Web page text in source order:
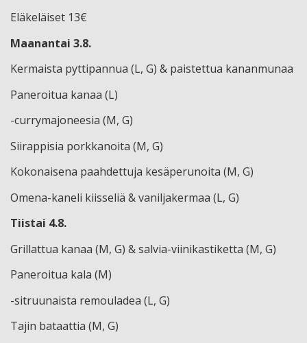
Eläkeläiset 13€
Maanantai 3.8.
Kermaista pyttipannua (L, G) & paistettua kananmunaa
Paneroitua kanaa (L)
-currymajoneesia (M, G)
Siirappisia porkkanoita (M, G)
Kokonaisena paahdettuja kesäperunoita (M, G)
Omena-kaneli kiisseliä & vaniljakermaa (L, G)
Tiistai 4.8.
Grillattua kanaa (M, G) & salvia-viinikastiketta (M, G)
Paneroitua kala (M)
-sitruunaista remouladea (L, G)
Tajin bataattia (M, G)